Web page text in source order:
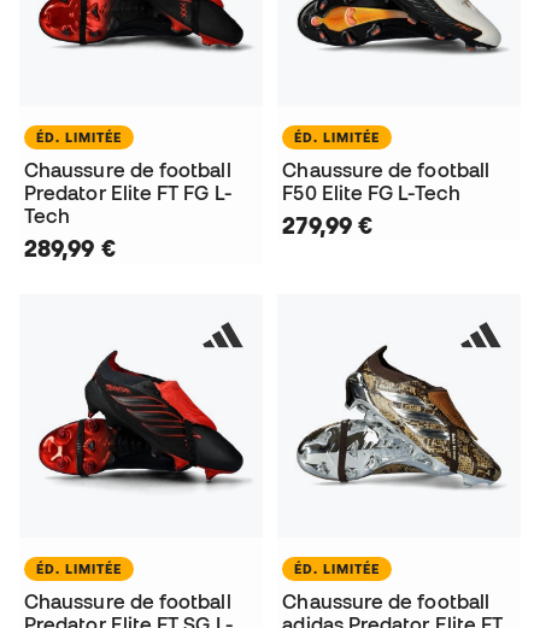
ÉD. LIMITÉE
Chaussure de football
Predator Elite FT FG L-
Tech
289,99 €
ÉD. LIMITÉE
Chaussure de football
F50 Elite FG L-Tech
279,99 €
ÉD. LIMITÉE
Chaussure de football
ÉD. LIMITÉE
Chaussure de football